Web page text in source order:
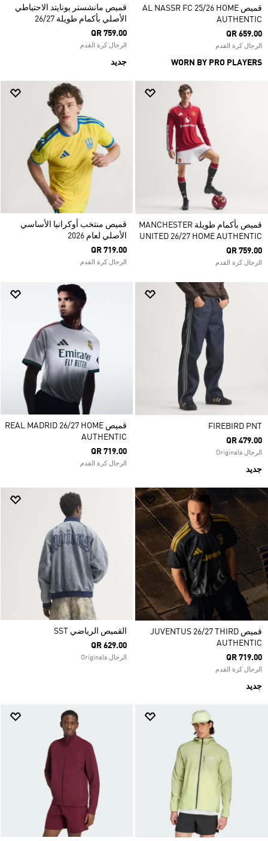
قميص AL NASSR FC 25/26 HOME
AUTHENTIC
QR 659.00
الرجال كرة القدم
WORN BY PRO PLAYERS
قميص مانشستر يونايتد الاحتياطي
الأصلي بأكمام طويلة 26/27
QR 759.00
الرجال كرة القدم
جديد
قميص بأكمام طويلة MANCHESTER
UNITED 26/27 HOME AUTHENTIC
QR 759.00
الرجال كرة القدم
قميص منتخب أوكرانيا الأساسي
الأصلي لعام 2026
QR 719.00
الرجال كرة القدم
FIREBIRD PNT
QR 479.00
الرجال Originals
جديد
قميص REAL MADRID 26/27 HOME
AUTHENTIC
QR 719.00
الرجال كرة القدم
قميص JUVENTUS 26/27 THIRD
AUTHENTIC
QR 719.00
الرجال كرة القدم
جديد
القميص الرياضي SST
QR 629.00
الرجال Originals